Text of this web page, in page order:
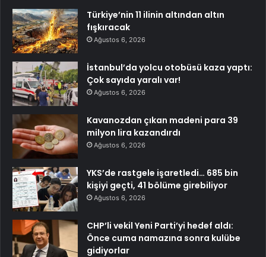
Türkiye’nin 11 ilinin altından altın
fışkıracak
Ağustos 6, 2026
İstanbul’da yolcu otobüsü kaza yaptı:
Çok sayıda yaralı var!
Ağustos 6, 2026
Kavanozdan çıkan madeni para 39
milyon lira kazandırdı
Ağustos 6, 2026
YKS’de rastgele işaretledi… 685 bin
kişiyi geçti, 41 bölüme girebiliyor
Ağustos 6, 2026
CHP’li vekil Yeni Parti’yi hedef aldı:
Önce cuma namazına sonra kulübe
gidiyorlar